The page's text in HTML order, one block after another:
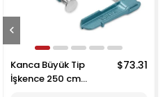
Kanca Büyük Tip
İşkence 250 cm
$73.31